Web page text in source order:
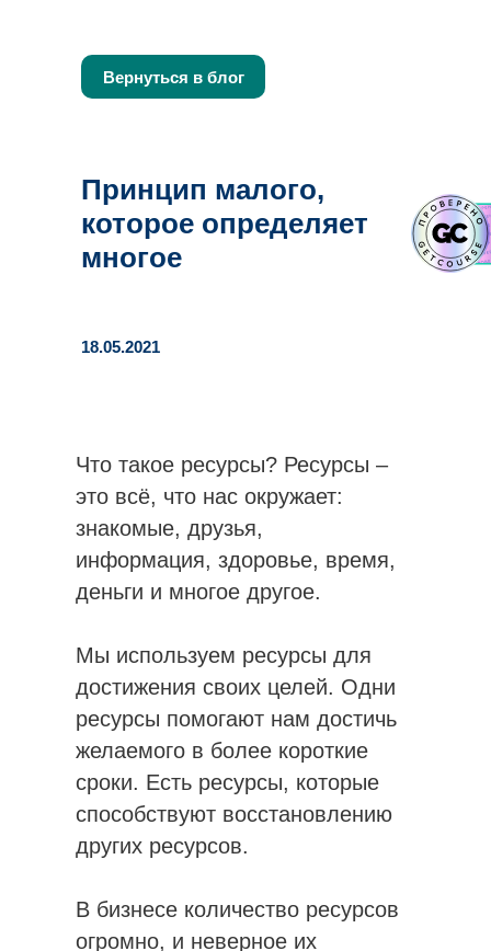
Принцип малого,
которое определяет
многое
18.05.2021
Вернуться в блог
Что такое ресурсы? Ресурсы –
это всё, что нас окружает:
знакомые, друзья,
информация, здоровье, время,
деньги и многое другое.
Мы используем ресурсы для
достижения своих целей. Одни
ресурсы помогают нам достичь
желаемого в более короткие
сроки. Есть ресурсы, которые
способствуют восстановлению
других ресурсов.
В бизнесе количество ресурсов
огромно, и неверное их